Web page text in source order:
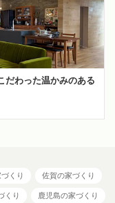
だわった温かみのある
くり 佐賀の家づくり
くり 鹿児島の家づくり